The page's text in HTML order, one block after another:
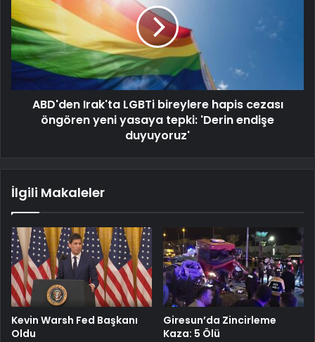
ABD'den Irak'ta LGBTi bireylere hapis cezası
öngören yeni yasaya tepki: 'Derin endişe
duyuyoruz'
İlgili Makaleler
Kevin Warsh Fed Başkanı
Oldu
Giresun’da Zincirleme
Kaza: 5 Ölü